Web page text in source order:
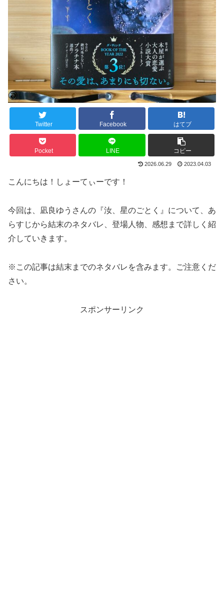
Twitter Facebook はてブ
Pocket LINE コピー
2026.06.29 2023.04.03
こんにちは！しょーてぃーです！
今回は、凪良ゆうさんの『汝、星のごとく』について、あ
らすじから結末のネタバレ、登場人物、感想まで詳しく紹
介していきます。
※この記事は結末までのネタバレを含みます。ご注意くだ
さい。
スポンサーリンク